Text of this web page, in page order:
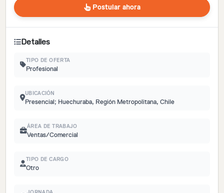
Postular ahora
Detalles
TIPO DE OFERTA
Profesional
UBICACIÓN
Presencial; Huechuraba, Región Metropolitana, Chile
ÁREA DE TRABAJO
Ventas/Comercial
TIPO DE CARGO
Otro